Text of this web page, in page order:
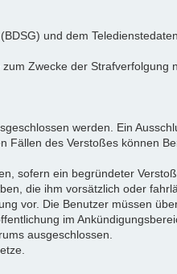
und dem
Zwecke der Strafverfolgung
werden. Ein
des Verstoßes können
sofern ein begründeter
die ihm vorsätzlich oder
vor. Die Benutzer müssen
im
ausgeschlossen.